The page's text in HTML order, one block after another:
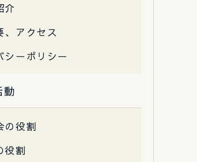
介
、アクセス
シーポリシー
動
の役割
役割